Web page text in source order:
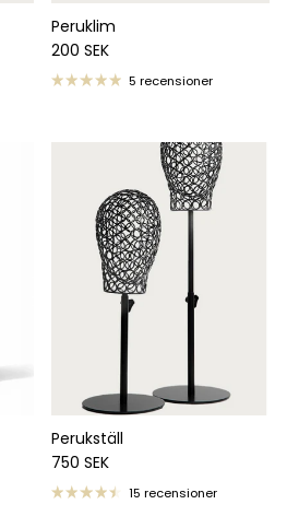
Peruklim
Ordinarie pris
200 SEK
5 recensioner
Perukställ
Ordinarie pris
750 SEK
15 recensioner